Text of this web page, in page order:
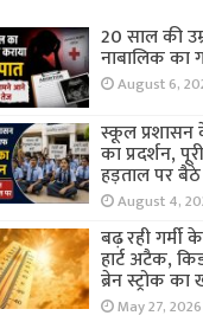
20 साल की
नाबालिक का
August 6,
स्कूल प्रशासन
का प्रदर्शन,
हड़ताल पर
August 4,
बढ़ रही गर्मी
हार्ट अटैक,
ब्रेन स्ट्रोक का
May 27, 2026